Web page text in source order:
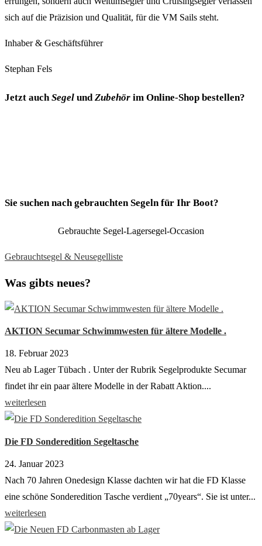
sich auf die Präzision und Qualität, für die VM Sails steht.
Inhaber & Geschäftsführer
Stephan Fels
Jetzt auch Segel und Zubehör im Online-Shop bestellen?
Sie suchen nach gebrauchten Segeln für Ihr Boot?
Gebrauchte Segel-Lagersegel-Occasion
Gebrauchtsegel & Neusegelliste
Was gibts neues?
AKTION Secumar Schwimmwesten für ältere Modelle .
18. Februar 2023
Neu ab Lager Tübach . Unter der Rubrik Segelprodukte Secumar
findet ihr ein paar ältere Modelle in der Rabatt Aktion....
weiterlesen
Die FD Sonderedition Segeltasche
24. Januar 2023
Nach 70 Jahren Onedesign Klasse dachten wir hat die FD Klasse
eine schöne Sonderedition Tasche verdient „70years“. Sie ist unter...
weiterlesen